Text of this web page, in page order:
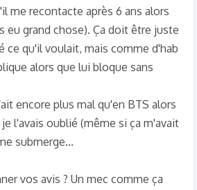
me recontacte après 6 ans alors
eu grand chose). Ça doit être juste
ce qu'il voulait, mais comme d'hab
alors que lui bloque sans
encore plus mal qu'en BTS alors
l'avais oublié (même si ça m'avait
submerge...
vos avis ? Un mec comme ça